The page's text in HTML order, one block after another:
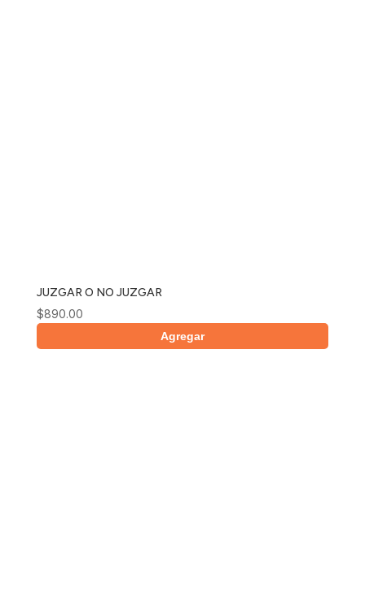
JUZGAR O NO JUZGAR
$890.00
Agregar